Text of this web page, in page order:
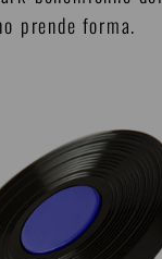
prende forma.